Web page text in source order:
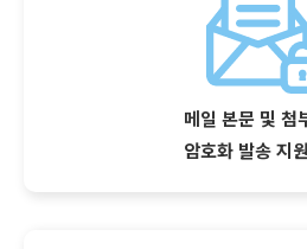
메일 본문 및 첨
암호화 발송 지원